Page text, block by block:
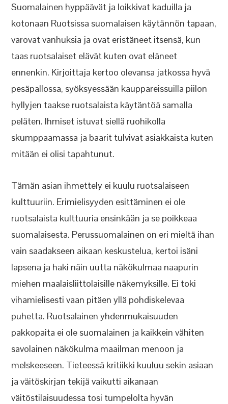
Suomalainen hyppäävät ja loikkivat kaduilla ja
kotonaan Ruotsissa suomalaisen käytännön tapaan,
varovat vanhuksia ja ovat eristäneet itsensä, kun
taas ruotsalaiset elävät kuten ovat eläneet
ennenkin. Kirjoittaja kertoo olevansa jatkossa hyvä
pesäpallossa, syöksyessään kauppareissuilla piilon
hyllyjen taakse ruotsalaista käytäntöä samalla
peläten. Ihmiset istuvat siellä ruohikolla
skumppaamassa ja baarit tulvivat asiakkaista kuten
mitään ei olisi tapahtunut.
Tämän asian ihmettely ei kuulu ruotsalaiseen
kulttuuriin. Erimielisyyden esittäminen ei ole
ruotsalaista kulttuuria ensinkään ja se poikkeaa
suomalaisesta. Perussuomalainen on eri mieltä ihan
vain saadakseen aikaan keskustelua, kertoi isäni
lapsena ja haki näin uutta näkökulmaa naapurin
miehen maalaisliittolaisille näkemyksille. Ei toki
vihamielisesti vaan pitäen yllä pohdiskelevaa
puhetta. Ruotsalainen yhdenmukaisuuden
pakkopaita ei ole suomalainen ja kaikkein vähiten
savolainen näkökulma maailman menoon ja
melskeeseen. Tieteessä kritiikki kuuluu sekin asiaan
ja väitöskirjan tekijä vaikutti aikanaan
väitöstilaisuudessa tosi tumpelolta hyvän